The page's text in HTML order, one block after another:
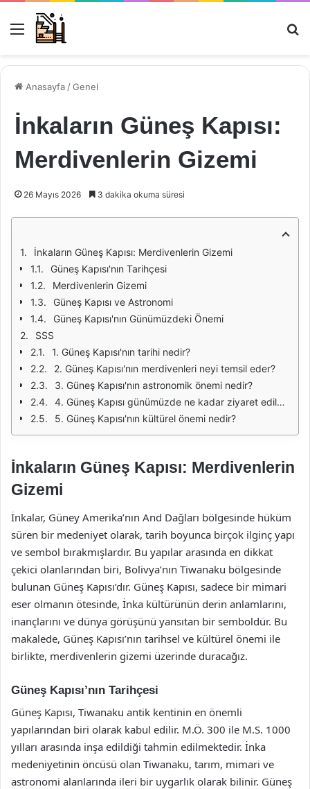
Menü
Anasayfa /Genel
İnkaların Güneş Kapısı:
Merdivenlerin Gizemi
26 Mayıs 2026 3 dakika okuma süresi
İnkaların Güneş Kapısı: Merdivenlerin Gizemi
Güneş Kapısı'nın Tarihçesi
Merdivenlerin Gizemi
Güneş Kapısı ve Astronomi
Güneş Kapısı'nın Günümüzdeki Önemi
SSS
1. Güneş Kapısı'nın tarihi nedir?
2. Güneş Kapısı'nın merdivenleri neyi temsil eder?
3. Güneş Kapısı'nın astronomik önemi nedir?
4. Güneş Kapısı günümüzde ne kadar ziyaret edilmektedir?
5. Güneş Kapısı'nın kültürel önemi nedir?
İnkaların Güneş Kapısı: Merdivenlerin
Gizemi
İnkalar, Güney Amerika’nın And Dağları bölgesinde hüküm
süren bir medeniyet olarak, tarih boyunca birçok ilginç yapı
ve sembol bırakmışlardır. Bu yapılar arasında en dikkat
çekici olanlarından biri, Bolivya’nın Tiwanaku bölgesinde
bulunan Güneş Kapısı’dır. Güneş Kapısı, sadece bir mimari
eser olmanın ötesinde, İnka kültürünün derin anlamlarını,
inançlarını ve dünya görüşünü yansıtan bir semboldür. Bu
makalede, Güneş Kapısı’nın tarihsel ve kültürel önemi ile
birlikte, merdivenlerin gizemi üzerinde duracağız.
Güneş Kapısı’nın Tarihçesi
Güneş Kapısı, Tiwanaku antik kentinin en önemli
yapılarından biri olarak kabul edilir. M.Ö. 300 ile M.S. 1000
yılları arasında inşa edildiği tahmin edilmektedir. İnka
medeniyetinin öncüsü olan Tiwanaku, tarım, mimari ve
astronomi alanlarında ileri bir uygarlık olarak bilinir. Güneş